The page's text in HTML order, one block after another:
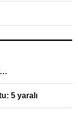
5 yaralı